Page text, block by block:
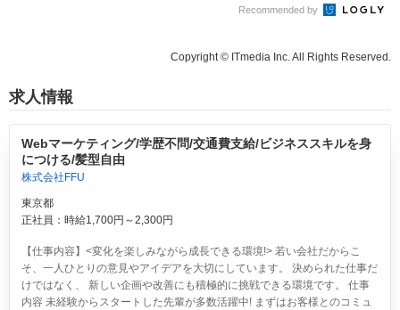
Recommended by
Copyright © ITmedia Inc. All Rights Reserved.
求人情報
Webマーケティング/学歴不問/交通費支給/ビジネススキルを身
につける/髪型自由
株式会社FFU
東京都
正社員：時給1,700円～2,300円
【仕事内容】<変化を楽しみながら成長できる環境!> 若い会社だからこ
そ、一人ひとりの意見やアイデアを大切にしています。 決められた仕事だ
けではなく、 新しい企画や改善にも積極的に挑戦できる環境です。 仕事
内容 未経験からスタートした先輩が多数活躍中! まずはお客様とのコミュ